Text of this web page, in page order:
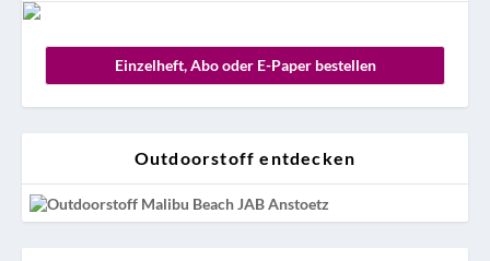
Einzelheft, Abo oder E-Paper bestellen
Outdoorstoff entdecken